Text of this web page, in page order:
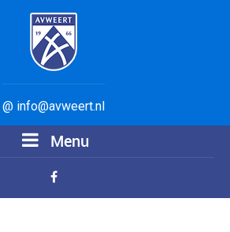
@ info@avweert.nl
Menu